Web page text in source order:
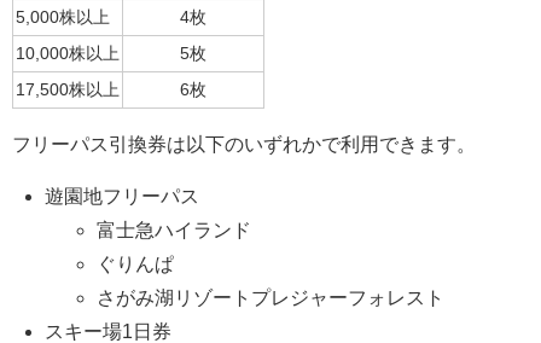
5,000株以上
4枚
10,000株以上
5枚
17,500株以上
6枚
フリーパス引換券は以下のいずれかで利用できます。
遊園地フリーパス
富士急ハイランド
ぐりんぱ
さがみ湖リゾートプレジャーフォレスト
スキー場1日券